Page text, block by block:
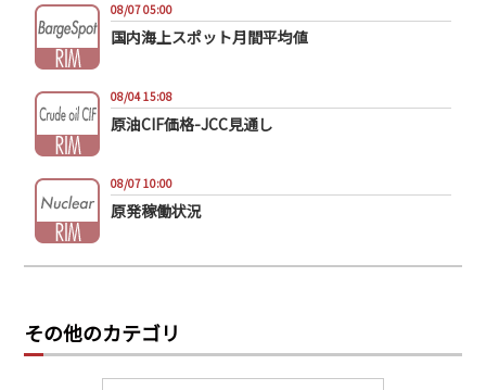
08/07 05:00
国内海上スポット月間平均値
08/04 15:08
原油CIF価格-JCC見通し
08/07 10:00
原発稼働状況
その他のカテゴリ